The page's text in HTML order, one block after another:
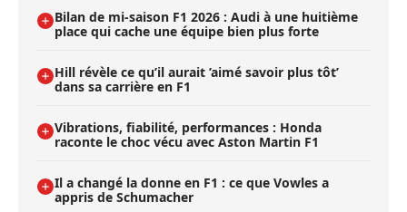
Bilan de mi-saison F1 2026 : Audi à une huitième
place qui cache une équipe bien plus forte
Hill révèle ce qu’il aurait ’aimé savoir plus tôt’
dans sa carrière en F1
Vibrations, fiabilité, performances : Honda
raconte le choc vécu avec Aston Martin F1
Il a changé la donne en F1 : ce que Vowles a
appris de Schumacher